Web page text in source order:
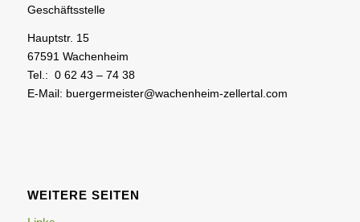
Geschäftsstelle
Hauptstr. 15
67591 Wachenheim
Tel.: 0 62 43 – 74 38
E-Mail: buergermeister@wachenheim-zellertal.com
WEITERE SEITEN